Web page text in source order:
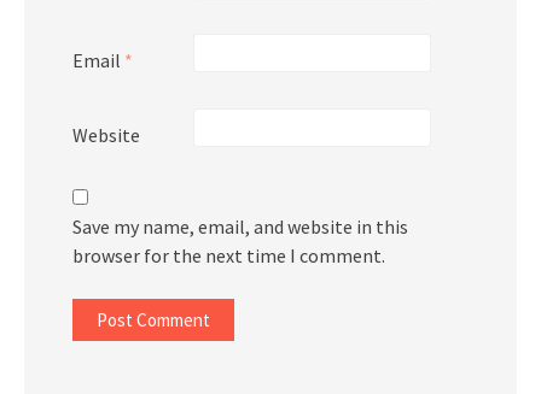
Email *
Website
Save my name, email, and website in this
browser for the next time I comment.